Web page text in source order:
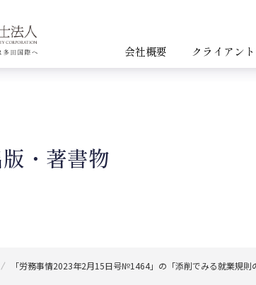
会社概要 クライアン
・著書物
「労務事情2023年2月15日号№1464」の「添削でみる就業規